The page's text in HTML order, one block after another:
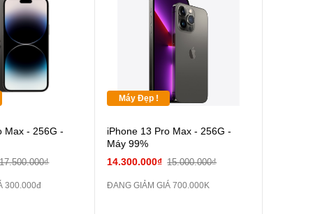
Pin dự phòng và
Pin dự phòng và
các Phụ Kiện Khác
Max - 256G -
17.500.000₫
300.000đ
Máy Đẹp !
iPhone 13 Pro Max - 256G -
Máy 99%
14.300.000₫ 15.000.000₫
ĐANG GIẢM GIÁ 700.000K